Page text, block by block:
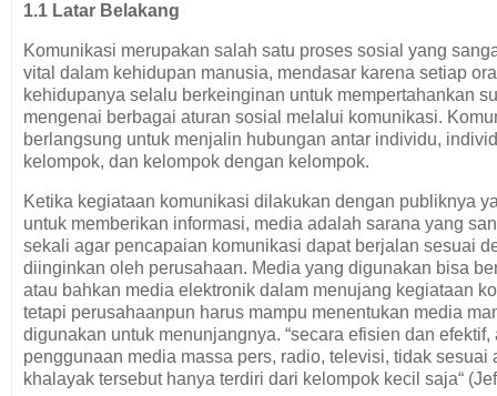
1.1 Latar Belakang
Komunikasi merupakan salah satu proses sosial yang
vital dalam kehidupan manusia, mendasar karena setiap
kehidupanya selalu berkeinginan untuk mempertahankan
mengenai berbagai aturan sosial melalui komunikasi.
berlangsung untuk menjalin hubungan antar individu,
kelompok, dan kelompok dengan kelompok.
Ketika kegiataan komunikasi dilakukan dengan publiknya
untuk memberikan informasi, media adalah sarana yang
sekali agar pencapaian komunikasi dapat berjalan sesuai
diinginkan oleh perusahaan. Media yang digunakan bisa
atau bahkan media elektronik dalam menujang kegiataan
tetapi perusahaanpun harus mampu menentukan media
digunakan untuk menunjangnya. “secara efisien dan efektif,
penggunaan media massa pers, radio, televisi, tidak sesuai
khalayak tersebut hanya terdiri dari kelompok kecil saja“